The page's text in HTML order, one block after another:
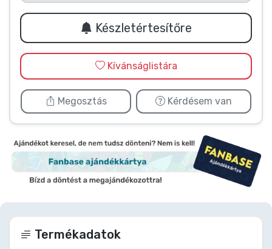
Készletértesítőre
Kívánságlistára
Megosztás Kérdésem van
Termékadatok